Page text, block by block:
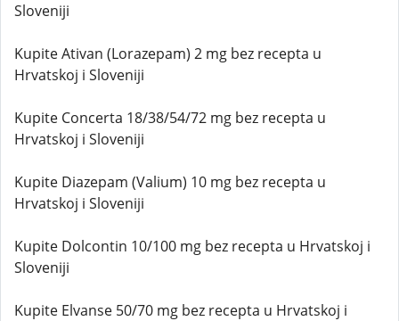
Sloveniji
Kupite Ativan (Lorazepam) 2 mg bez recepta u
Hrvatskoj i Sloveniji
Kupite Concerta 18/38/54/72 mg bez recepta u
Hrvatskoj i Sloveniji
Kupite Diazepam (Valium) 10 mg bez recepta u
Hrvatskoj i Sloveniji
Kupite Dolcontin 10/100 mg bez recepta u Hrvatskoj i
Sloveniji
Kupite Elvanse 50/70 mg bez recepta u Hrvatskoj i